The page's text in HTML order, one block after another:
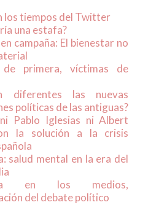
los tiempos del Twitter
una estafa?
campaña: El bienestar no
de primera, víctimas de
diferentes las nuevas
políticas de las antiguas?
Pablo Iglesias ni Albert
la solución a la crisis
salud mental en la era del
en los medios,
del debate político